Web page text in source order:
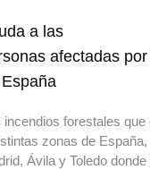
a las
afectadas
incendios forestales que
zonas de
Ávila y Toledo